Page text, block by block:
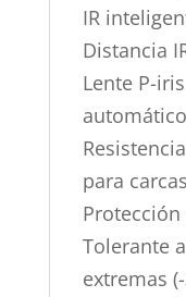
IR
Distancia
Lente P-
para
Protección
Tolerante
extremas